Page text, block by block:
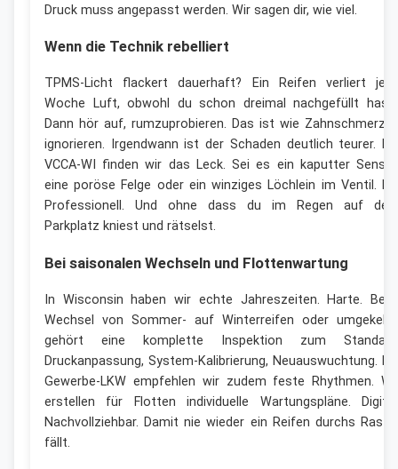
Druck muss angepasst werden. Wir sagen dir, wie viel.
Wenn die Technik rebelliert
TPMS-Licht flackert dauerhaft? Ein Reifen verliert
Woche Luft, obwohl du schon dreimal nachgefüllt
Dann hör auf, rumzuprobieren. Das ist wie
ignorieren. Irgendwann ist der Schaden deutlich teurer.
VCCA-WI finden wir das Leck. Sei es ein kaputter
eine poröse Felge oder ein winziges Löchlein im Ventil.
Professionell. Und ohne dass du im Regen auf
Parkplatz kniest und rätselst.
Bei saisonalen Wechseln und Flottenwartung
In Wisconsin haben wir echte Jahreszeiten. Harte.
Wechsel von Sommer- auf Winterreifen oder
gehört eine komplette Inspektion zum
Druckanpassung, System-Kalibrierung, Neuauswuchtung.
Gewerbe-LKW empfehlen wir zudem feste Rhythmen.
erstellen für Flotten individuelle Wartungspläne.
Nachvollziehbar. Damit nie wieder ein Reifen durchs
fällt.